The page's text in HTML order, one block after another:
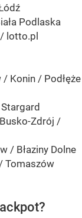
Podlaska
lotto.pl
Konin / Podłęże
Zdrój /
/ Błaziny Dolne
Tomaszów